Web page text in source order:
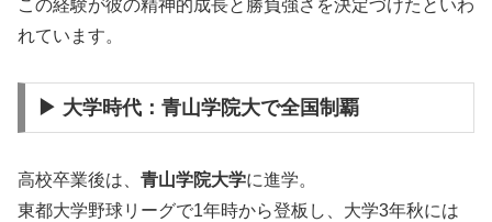
この経験が彼の精神的成長と勝負強さを決定づけたといわ
れています。
▶ 大学時代：青山学院大で全国制覇
高校卒業後は、 青山学院大学に進学。
東都大学野球リーグで1年時から登板し、大学3年秋には